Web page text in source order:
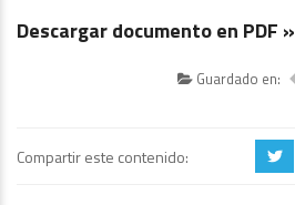
Descargar documento en PDF »
Guardado en:
Compartir este contenido: a